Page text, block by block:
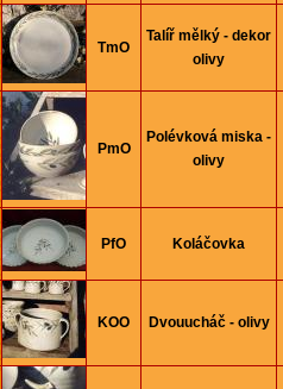
TmO
Talíř mělký - dekor
olivy
PmO
Polévková miska -
olivy
PfO Koláčovka
KOO Dvouucháč - olivy